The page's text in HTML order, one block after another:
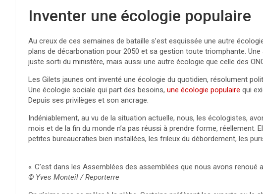
Inventer une écologie populaire
Au creux de ces semaines de bataille s’est esquissée une autre
plans de décarbonation pour 2050 et sa gestion toute triomphante.
juste sorti du ministère, mais aussi une autre écologie que celle des
Les Gilets jaunes ont inventé une écologie du quotidien, résolument
Une écologie sociale qui part des besoins, une écologie populaire qui
Depuis ses privilèges et son ancrage.
Indéniablement, au vu de la situation actuelle, nous, les écologistes,
mois et de la fin du monde n’a pas réussi à prendre forme, réellement.
petites bureaucraties bien installées, les frileux du débordement, les
« C’est dans les Assemblées des assemblées que nous avons renoué
© Yves Monteil / Reporterre